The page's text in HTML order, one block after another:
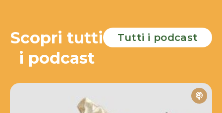
Scopri tutti
i podcast
Tutti i podcast